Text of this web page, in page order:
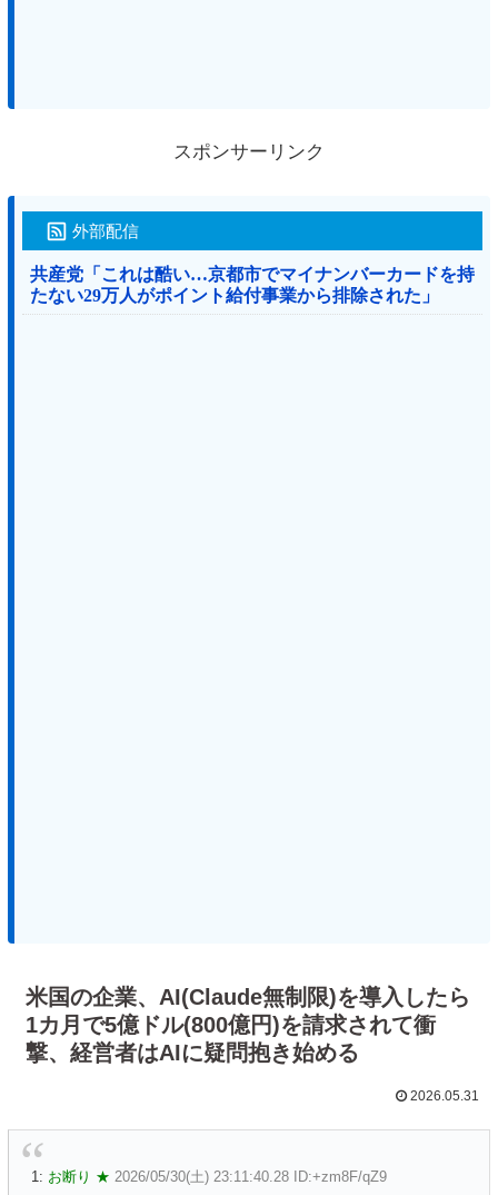
スポンサーリンク
外部配信
共産党「これは酷い…京都市でマイナンバーカードを持
たない29万人がポイント給付事業から排除された」
米国の企業、AI(Claude無制限)を導入したら
1カ月で5億ドル(800億円)を請求されて衝
撃、経営者はAIに疑問抱き始める
2026.05.31
1: お断り ★ 2026/05/30(土) 23:11:40.28 ID:+zm8F/qZ9